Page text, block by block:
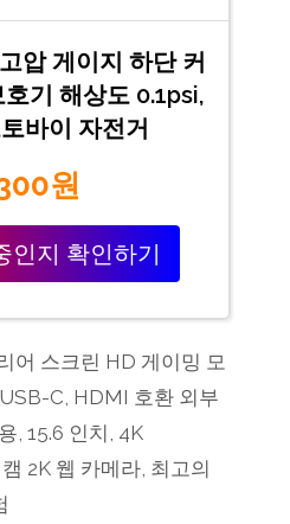
압 게이지 하단 커
기 해상도 0.1psi,
바이 자전거
원
인지 확인하기
어 스크린 HD 게이밍 모
C, HDMI 호환 외부
, 15.6 인치, 4K
2K 웹 카메라, 최고의